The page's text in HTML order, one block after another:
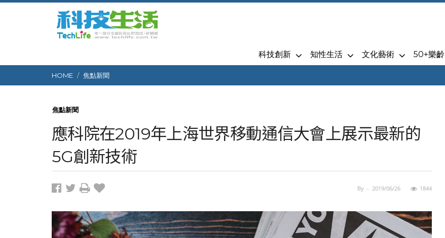
科技創新 知性生活 文化藝術 50+樂齡
HOME 焦點新聞
焦點新聞
應科院在2019年上海世界移動通信大會上展示最新的
5G創新技術
By - 2019/06/26 1844